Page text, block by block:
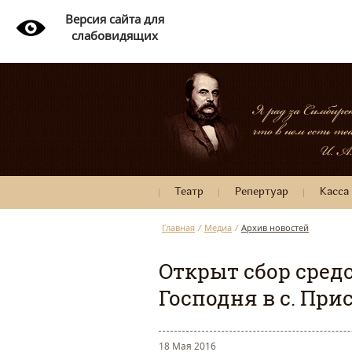
Версия сайта для
слабовидящих
Театр Репертуар Касса
Главная / Медиа / Архив новостей
Открыт сбор
Господня в с.
18 Мая 2016